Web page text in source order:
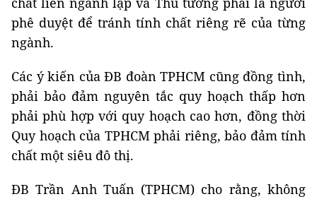
phê duyệt để tránh tính chất riêng rẽ của từng
ngành.
Các ý kiến của ĐB đoàn TPHCM cũng đồng tình,
phải bảo đảm nguyên tắc quy hoạch thấp hơn
phải phù hợp với quy hoạch cao hơn, đồng thời
Quy hoạch của TPHCM phải riêng, bảo đảm tính
chất một siêu đô thị.
ĐB Trần Anh Tuấn (TPHCM) cho rằng, không